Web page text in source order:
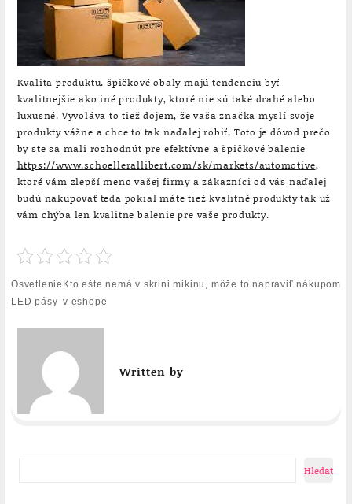
Kvalita produktu. špičkové obaly majú tendenciu byť
kvalitnejšie ako iné produkty, ktoré nie sú také drahé alebo
luxusné. Vyvoláva to tiež dojem, že vaša značka myslí svoje
produkty vážne a chce to tak naďalej robiť. Toto je dôvod prečo
by ste sa mali rozhodnúť pre efektívne a špičkové balenie
https://www.schoellerallibert.com/sk/markets/automotive,
ktoré vám zlepší meno vašej firmy a zákazníci od vás naďalej
budú nakupovať teda pokiaľ máte tiež kvalitné produkty tak už
vám chýba len kvalitne balenie pre vaše produkty.
Navigace
pro
Osvetlenie
LED pásy
Kto ešte nemá v skrini mikinu, môže to napraviť nákupom
v eshope
Written by
Hledat